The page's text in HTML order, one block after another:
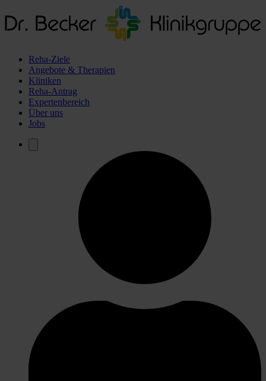
Reha-Ziele
Angebote & Therapien
Kliniken
Reha-Antrag
Expertenbereich
Über uns
Jobs